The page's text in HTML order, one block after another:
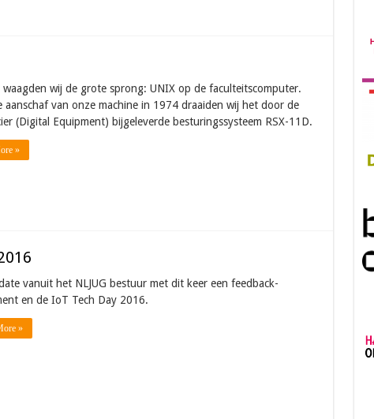
wij de grote sprong: UNIX op de faculteitscomputer.
aanschaf van onze machine in 1974 draaiden wij het door de
(Digital Equipment) bijgeleverde besturingssysteem RSX-11D.
»
vanuit het NLJUG bestuur met dit keer een feedback-
en de IoT Tech Day 2016.
»